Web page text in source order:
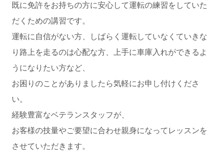
既に免許をお持ちの方に安心して運転の練習をしていた
だくための講習です。
運転に自信がない方、しばらく運転していなくていきな
り路上を走るのは心配な方、
上手に車庫入れができるよ
うになりたい方など、
お困りのことがありましたら気軽にお申し付けくださ
い。
経験豊富なベテランスタッフが、
お客様の技量やご要望に合わせ親身になってレッスンを
させていただきます。